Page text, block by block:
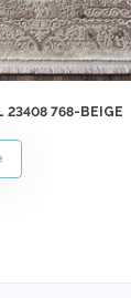
23408 768-BEIGE